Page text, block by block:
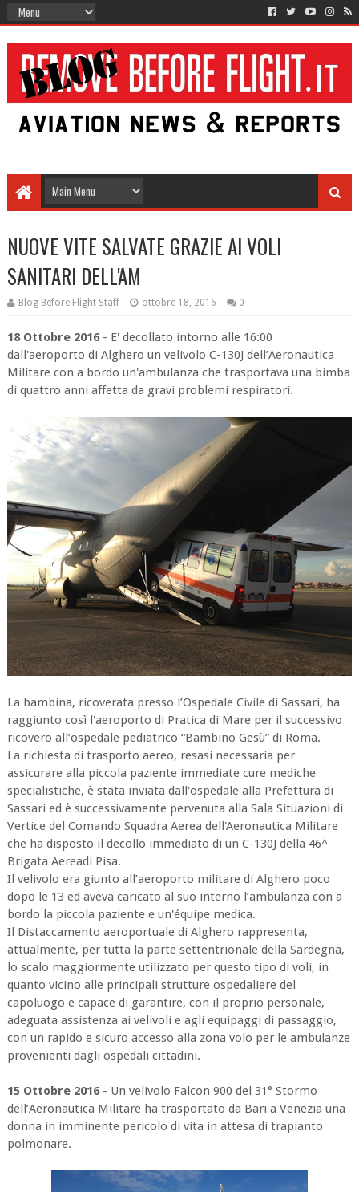
NUOVE VITE SALVATE GRAZIE AI VOLI
SANITARI DELL'AM
Blog Before Flight Staff ottobre 18, 2016 0
18 Ottobre 2016- E' decollato intorno alle 16:00
dall'aeroporto di Alghero un velivolo C-130J dell’Aeronautica
Militare con a bordo un'ambulanza che trasportava una bimba
di quattro anni affetta da gravi problemi respiratori.
La bambina, ricoverata presso l’Ospedale Civile di Sassari, ha
raggiunto così l'aeroporto di Pratica di Mare per il successivo
ricovero all’ospedale pediatrico “Bambino Gesù” di Roma.
La richiesta di trasporto aereo, resasi necessaria per
assicurare alla piccola paziente immediate cure mediche
specialistiche, è stata inviata dall'ospedale alla Prefettura di
Sassari ed è successivamente pervenuta alla Sala Situazioni di
Vertice del Comando Squadra Aerea dell'Aeronautica Militare
che ha disposto il decollo immediato di un C-130J della 46^
Brigata Aereadi Pisa.
Il velivolo era giunto all’aeroporto militare di Alghero poco
dopo le 13 ed aveva caricato al suo interno l’ambulanza con a
bordo la piccola paziente e un'équipe medica.
Il Distaccamento aeroportuale di Alghero rappresenta,
attualmente, per tutta la parte settentrionale della Sardegna,
lo scalo maggiormente utilizzato per questo tipo di voli, in
quanto vicino alle principali strutture ospedaliere del
capoluogo e capace di garantire, con il proprio personale,
adeguata assistenza ai velivoli e agli equipaggi di passaggio,
con un rapido e sicuro accesso alla zona volo per le ambulanze
provenienti dagli ospedali cittadini.
15 Ottobre 2016- Un velivolo Falcon 900 del 31° Stormo
dell’Aeronautica Militare ha trasportato da Bari a Venezia una
donna in imminente pericolo di vita in attesa di trapianto
polmonare.